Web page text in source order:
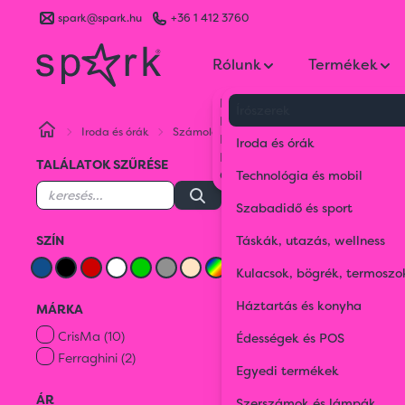
spark@spark.hu +36 1 412 3760
Rólunk
Kik vagyunk
Kapcsolat
Blog
Karrier
Gyakran Ismételt Kérdések
Termékek
Iroda és órák
Technológia és mobil
Szabadidő és sport
Táskák, utazás, wellness
Kulacsok, bögrék,
Háztartás és konyha
Édességek és POS
Egyedi termékek
Iroda és órák Számológépek és órák
TALÁLATOK SZŰRÉSE
SZÍN
MÁRKA
CrisMa (10)
Ferraghini (2)
ÁR
37 termék